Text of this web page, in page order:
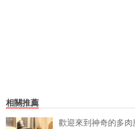
相關推薦
歡迎來到神奇的多肉